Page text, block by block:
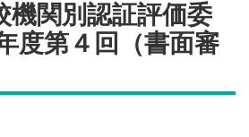
機関別認証評価委
度第４回（書面審